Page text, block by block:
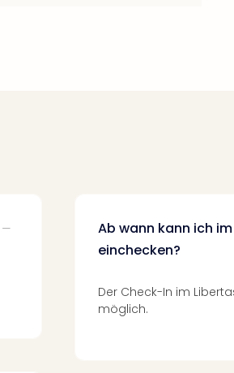
Ab wann kann ich
einchecken?
Der Check-In im
möglich.